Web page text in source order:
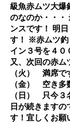
級魚赤ムツ大爆
のなのか・・・
ンスです！ 明
す！ ※赤ムツ釣
イン３号を４０
又、次回の赤ム
（火） 満席で
（金） 空き多
（日） 只今３
日が続きます
す！宜しくお願